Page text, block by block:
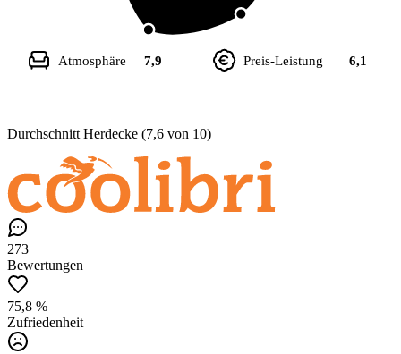
Preis-Leistung 6,1
Atmosphäre 7,9
Durchschnitt Herdecke (7,6 von 10)
273
Bewertungen
75,8 %
Zufriedenheit